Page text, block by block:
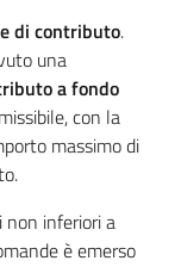
di contributo.
una
a fondo
con la
massimo di
non inferiori a
è emerso